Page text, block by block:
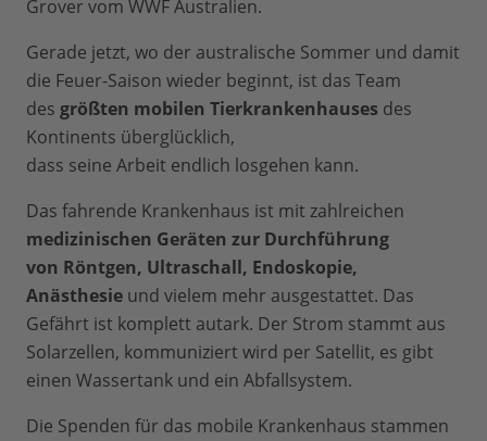
Grover vom WWF Australien.
Gerade jetzt, wo der australische Sommer und damit
die Feuer-Saison wieder beginnt, ist das Team
des größten mobilen Tierkrankenhauses des
Kontinents überglücklich,
dass seine Arbeit endlich losgehen kann.
Das fahrende Krankenhaus ist mit zahlreichen
medizinischen Geräten zur Durchführung
von Röntgen, Ultraschall, Endoskopie,
Anästhesie und vielem mehr ausgestattet. Das
Gefährt ist komplett autark. Der Strom stammt aus
Solarzellen, kommuniziert wird per Satellit, es gibt
einen Wassertank und ein Abfallsystem.
Die Spenden für das mobile Krankenhaus stammen